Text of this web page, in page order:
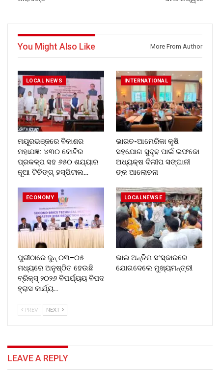
You Might Also Like More From Author
LOCAL NEWS
ମୟୂରଭଞ୍ଜରେ ବିକାଶର
ମହାଯଜ୍ଞ: ୪୩୦ କୋଟିର
ପ୍ରକଳ୍ପ ସହ ୬୫୦ ଶଯ୍ୟାର
ନୂଆ ଟିଚିଙ୍ଗ୍ ହସ୍ପିଟାଲ…
INTERNATIONAL
ଭାରତ-ଆମେରିକା କୃଷି
ସହଯୋଗ ସୁଦୃଢ ପାଇଁ ଇଫକୋ
ଅଧ୍ୟକ୍ଷ ଦିଲୀପ ସଙ୍ଘାନୀ
ଙ୍କ ଆଲୋଚନା
ECONOMY
ପୁରୀଠାରେ ଜୁନ୍ ୦୩–୦୫
ମଧ୍ୟରେ ଅନୁଷ୍ଠିତ ହେଉଛି
ବ୍ରିକ୍ସ୍ ୨୦୨୬ ବିପର୍ଯ୍ୟୟ ବିପଦ
ହ୍ରାସ କାର୍ଯ୍ୟ…
LOCALNEWSE
ଭାଇ ଅନ୍ତିମ ସଂସ୍କାରରେ
ଯୋଗଦେଲେ ମୁଖ୍ୟମନ୍ତ୍ରୀ
PREV NEXT
LEAVE A REPLY